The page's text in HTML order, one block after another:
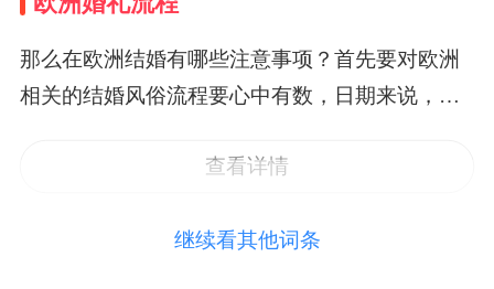
礼流程上，婚礼进行时是最重要的，先要举办一
结结婚仪式，新郎由伴郎陪伴，新娘由新娘的父
亲牵着交到新娘手上，也会有戴戒指等环节。婚
邀请新郎新娘双方母亲上台前，点起象征爱情的
蜡烛，其中男方母亲点燃红色的蜡烛，女方母亲
点燃蓝色蜡烛，之后，新郎走上舞台，对宾客行
娘由新娘母亲牵手上舞台，把新娘交给新郎。&n
化、风俗习惯等影响，在韩国婚礼流程中的下半
式根据家庭和个人来定。但是每一个婚礼方式都
非常庄重和严肃，日本比较注重礼节，一旦结为
夫妻就要彼此忠贞，对待感情不能有马虎更不能
中，佛前式的婚礼，是新人两个人在佛前宣读婚
即将结为夫妻，并且已经做好了相守一生的准
那么在欧洲结婚有哪些注意事项？首先要对欧洲
相关的结婚风俗流程要心中有数，日期来说，节
子，阳历是工作日也一样可以举办婚礼。那么在
意哪些事项呢？&nbsp;一般对于大概的流程我们
查看详情
继续看其他词条